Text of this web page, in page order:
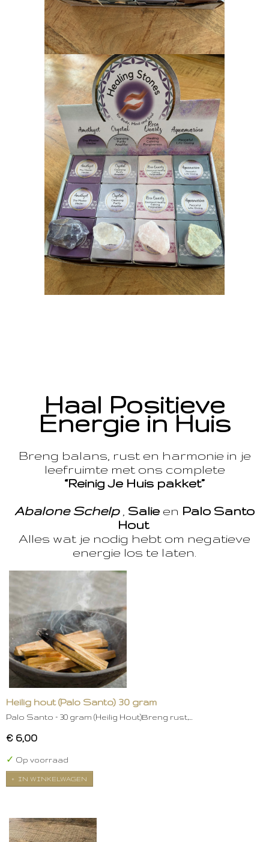
Haal Positieve
Energie in Huis
Breng balans, rust en harmonie in je
leefruimte met ons complete
“Reinig Je Huis pakket”
Abalone Schelp, Salie en Palo Santo
Hout
Alles wat je nodig hebt om negatieve
energie los te laten.
Heilig hout (Palo Santo) 30 gram
Palo Santo – 30 gram (Heilig Hout)Breng rust,…
€ 6,00
✓ Op voorraad
IN WINKELWAGEN